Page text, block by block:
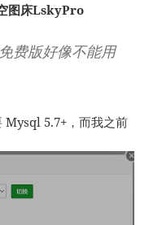
图床LskyPro
费版好像不能用
Mysql 5.7+，而我之前